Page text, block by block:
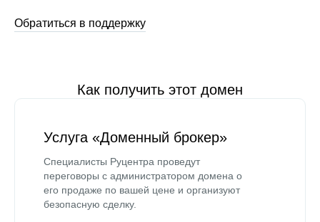
Обратиться в поддержку
Как получить этот домен
Услуга «Доменный брокер»
Специалисты Руцентра проведут
переговоры с администратором домена о
его продаже по вашей цене и организуют
безопасную сделку.